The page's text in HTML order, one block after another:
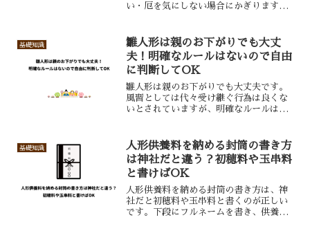
い・厄を気にしない場合にかぎります。
基礎知識
雛人形は親のお下がりでも大丈
夫！明確なルールはないので自由
に判断してOK
雛人形は親のお下がりでも大丈夫です。
風習としては代々受け継ぐ行為は良くな
いとされていますが、明確なルールは設
基礎知識
人形供養料を納める封筒の書き方
は神社だと違う？初穂料や玉串料
と書けばOK
人形供養料を納める封筒の書き方は、神
社だと初穂料や玉串料と書くのが正しい
です。下段にフルネームを書き、供養料